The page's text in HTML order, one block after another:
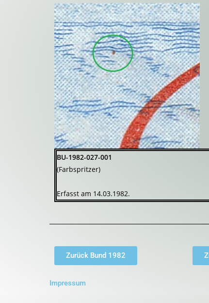
BU-1982-027-001
(Farbspritzer)
Erfasst am 14.03.1982.
Zurück Bund 1982
Impressum